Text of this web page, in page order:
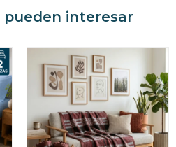
interesar